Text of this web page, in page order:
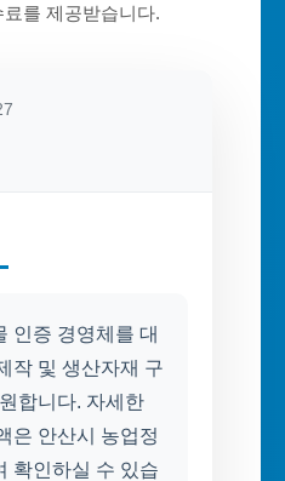
를 제공받습니다.
인증 경영체를 대
작 및 생산자재 구
합니다. 자세한
은 안산시 농업정
확인하실 수 있습